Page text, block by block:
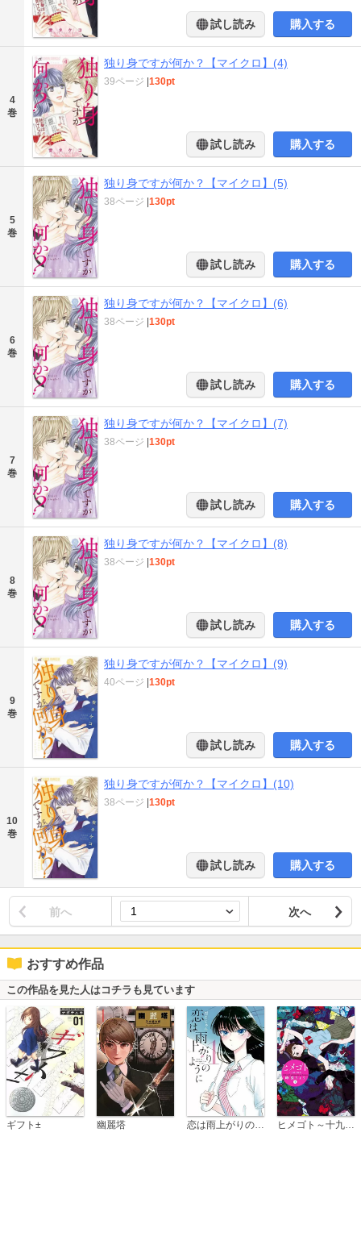
試し読み 購入する
4
巻
独り身ですが何か？【マイクロ】(4)
39ページ 130pt
試し読み 購入する
5
巻
独り身ですが何か？【マイクロ】(5)
38ページ 130pt
試し読み 購入する
6
巻
独り身ですが何か？【マイクロ】(6)
38ページ 130pt
試し読み 購入する
7
巻
独り身ですが何か？【マイクロ】(7)
38ページ 130pt
試し読み 購入する
8
巻
独り身ですが何か？【マイクロ】(8)
38ページ 130pt
試し読み 購入する
9
巻
独り身ですが何か？【マイクロ】(9)
40ページ 130pt
試し読み 購入する
10
巻
独り身ですが何か？【マイクロ】(10)
38ページ 130pt
試し読み 購入する
前へ 次へ
おすすめ作品
この作品を見た人はコチラも見ています
ギフト± 幽麗塔 恋は雨上がりのように ヒメゴト～十九歳の制服～